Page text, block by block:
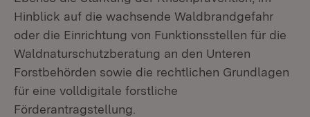
Hinblick auf die wachsende Waldbrandgefahr
oder die Einrichtung von Funktionsstellen für die
Waldnaturschutzberatung an den Unteren
Forstbehörden sowie die rechtlichen Grundlagen
für eine volldigitale forstliche
Förderantragstellung.